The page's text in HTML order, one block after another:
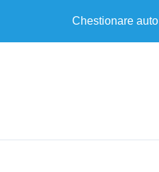
Chestionare auto